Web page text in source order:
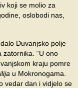
koji se molio za
oslobodi nas,
Duvanjsko polje
zatornika. “U ono
kraju pomre
u Mokronogama.
vedar dan i vidjelo se